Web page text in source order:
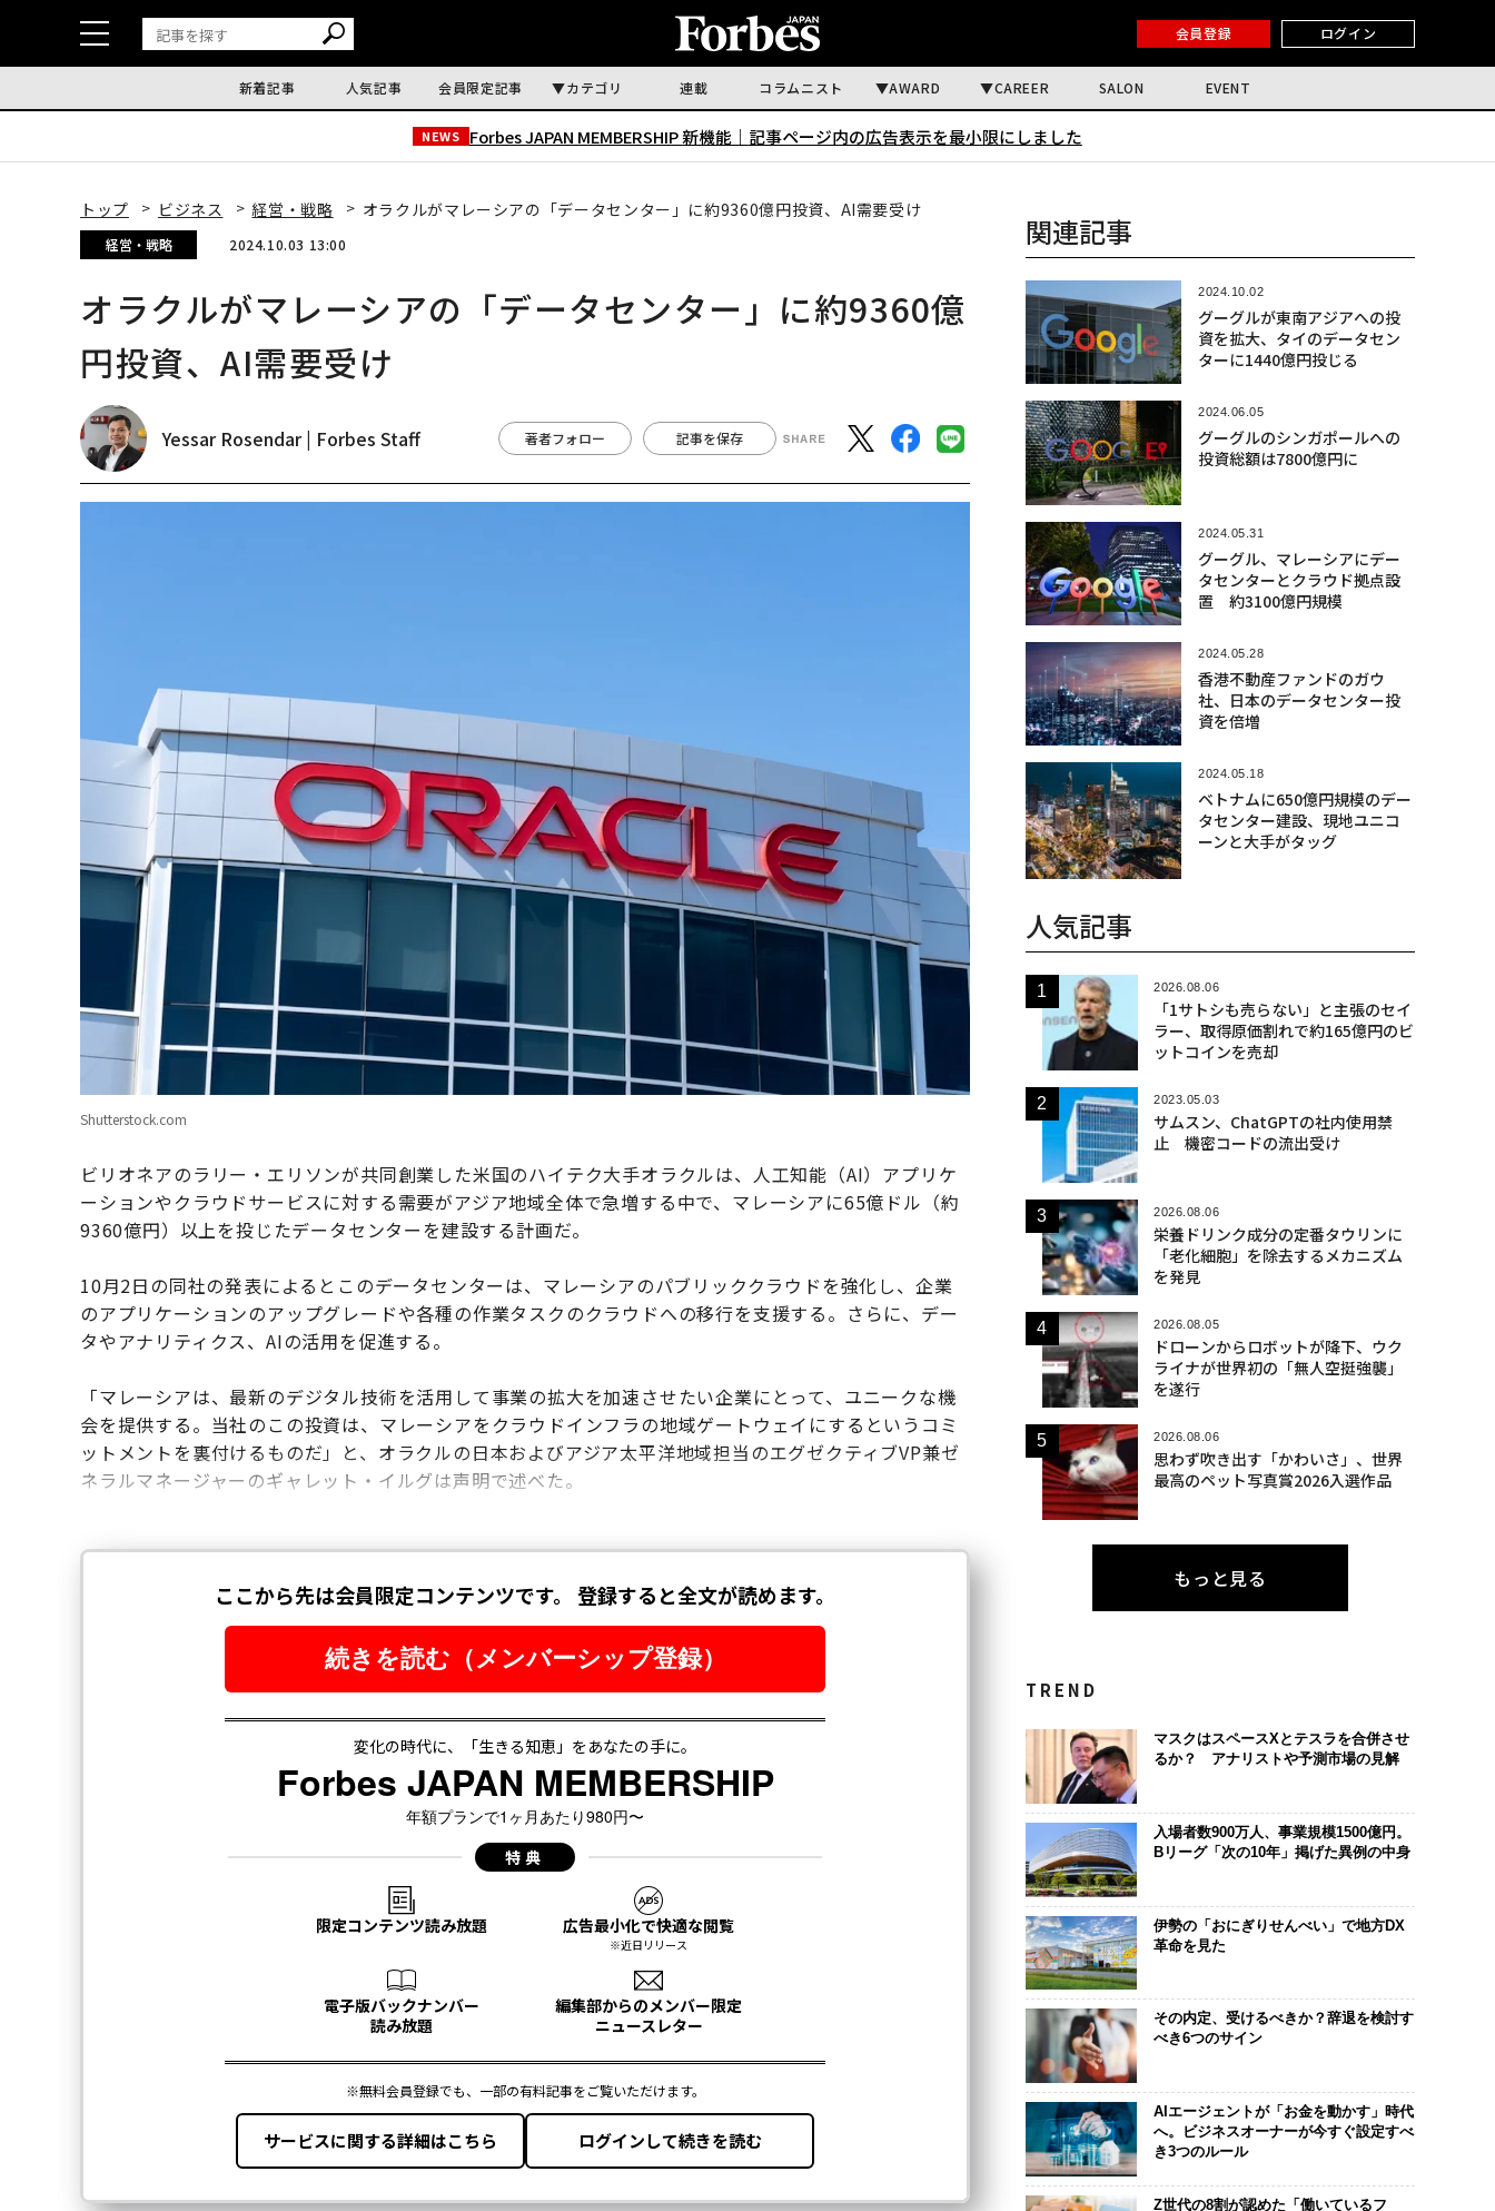
会員登録 ログイン
新着記事 人気記事 会員限定記事 カテゴリ 連載 コラムニスト AWARD CAREER SALON EVENT
NEWS Forbes JAPAN MEMBERSHIP 新機能｜ 記事ページ内の広告表示を最小限にしました
トップ ビジネス 経営・戦略 オラクルがマレーシアの「データセンター」に約9360億円投資、AI需要受け
経営・戦略 2024.10.03 13:00
オラクルがマレーシアの「データセンター」に約9360億
円投資、AI需要受け
Yessar Rosendar | Forbes Staff 著者フォロー 記事を保存
Shutterstock.com
ビリオネアのラリー・エリソンが共同創業した米国のハイテク大手オラクルは、人工知能（AI）アプリケ
ーションやクラウドサービスに対する需要がアジア地域全体で急増する中で、マレーシアに65億ドル（約
9360億円）以上を投じたデータセンターを建設する計画だ。
10月2日の同社の発表によるとこのデータセンターは、マレーシアのパブリッククラウドを強化し、企業
のアプリケーションのアップグレードや各種の作業タスクのクラウドへの移行を支援する。さらに、デー
タやアナリティクス、AIの活用を促進する。
「マレーシアは、最新のデジタル技術を活用して事業の拡大を加速させたい企業にとって、ユニークな機
会を提供する。当社のこの投資は、マレーシアをクラウドインフラの地域ゲートウェイにするというコミ
ットメントを裏付けるものだ」と、オラクルの日本およびアジア太平洋地域担当のエグゼクティブVP兼ゼ
ネラルマネージャーのギャレット・イルグは声明で述べた。
関連記事
2024.10.02
グーグルが東南アジアへの投
資を拡大、タイのデータセン
ターに1440億円投じる
2024.06.05
グーグルのシンガポールへの
投資総額は7800億円に
2024.05.31
グーグル、マレーシアにデー
タセンターとクラウド拠点設
置 約3100億円規模
2024.05.28
香港不動産ファンドのガウ
社、日本のデータセンター投
資を倍増
2024.05.18
ベトナムに650億円規模のデー
タセンター建設、現地ユニコ
ーンと大手がタッグ
人気記事
2026.08.06
「1サトシも売らない」と主張のセイ
ラー、取得原価割れで約165億円のビ
ットコインを売却
2023.05.03
サムスン、ChatGPTの社内使用禁
止 機密コードの流出受け
2026.08.06
栄養ドリンク成分の定番タウリンに
「老化細胞」を除去するメカニズム
を発見
2026.08.05
ドローンからロボットが降下、ウク
ライナが世界初の「無人空挺強襲」
を遂行
2026.08.06
思わず吹き出す「かわいさ」、世界
最高のペット写真賞2026入選作品
もっと見る
TREND
マスクはスペースXとテスラを合併させ
るか？ アナリストや予測市場の見解
入場者数900万人、事業規模1500億円。
Bリーグ「次の10年」掲げた異例の中身
伊勢の「おにぎりせんべい」で地方DX
革命を見た
その内定、受けるべきか？辞退を検討す
べき6つのサイン
AIエージェントが「お金を動かす」時代
へ。ビジネスオーナーが今すぐ設定すべ
き3つのルール
Z世代の8割が認めた「働いているフ